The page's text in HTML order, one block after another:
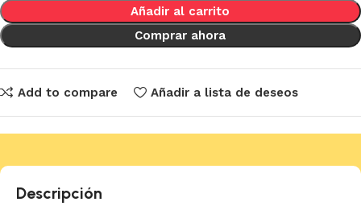
Añadir al carrito
Comprar ahora
Add to compare Añadir a lista de deseos
Descripción